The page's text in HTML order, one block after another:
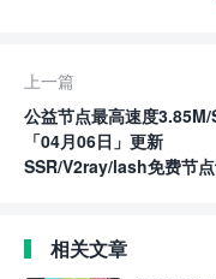
上一篇
公益节点最高速度3.85M/
「04月06日」更新
SSR/V2ray/lash免费节
相关文章